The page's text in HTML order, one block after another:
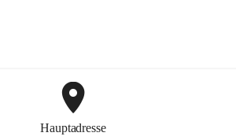
Hauptadresse